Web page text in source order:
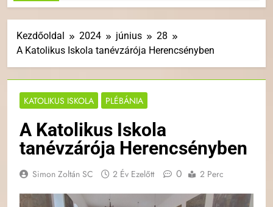
Kezdőoldal 2024 június
28
A Katolikus Iskola tanévzárója Herencsényben
KATOLIKUS ISKOLA PLÉBÁNIA
A Katolikus Iskola
tanévzárója Herencsényben
Simon Zoltán SC 2 Év Ezelőtt 0 2 Perc